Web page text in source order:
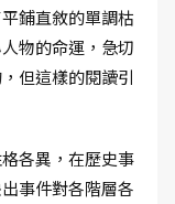
鋪直敘的單調枯
物的命運，急切
但這樣的閱讀引
各異，在歷史事
事件對各階層各